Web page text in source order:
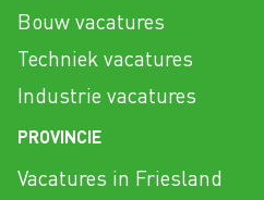
Bouw vacatures
Techniek vacatures
Industrie vacatures
PROVINCIE
Vacatures in Friesland